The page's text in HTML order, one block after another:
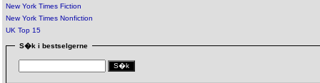
New York Times Fiction
New York Times Nonfiction
UK Top 15
S�k i bestselgerne